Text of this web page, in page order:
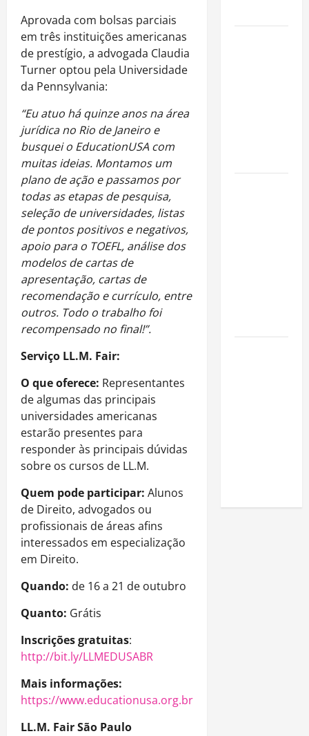
Aprovada com bolsas parciais
em três instituições americanas
de prestígio, a advogada Claudia
Turner optou pela Universidade
da Pennsylvania:
“Eu atuo há quinze anos na área
jurídica no Rio de Janeiro e
busquei o EducationUSA com
muitas ideias. Montamos um
plano de ação e passamos por
todas as etapas de pesquisa,
seleção de universidades, listas
de pontos positivos e negativos,
apoio para o TOEFL, análise dos
modelos de cartas de
apresentação, cartas de
recomendação e currículo, entre
outros. Todo o trabalho foi
recompensado no final!”.
Serviço LL.M. Fair:
O que oferece: Representantes
de algumas das principais
universidades americanas
estarão presentes para
responder às principais dúvidas
sobre os cursos de LL.M.
Quem pode participar: Alunos
de Direito, advogados ou
profissionais de áreas afins
interessados em especialização
em Direito.
Quando: de 16 a 21 de outubro
Quanto: Grátis
Inscrições gratuitas:
http://bit.ly/LLMEDUSABR
Mais informações:
https://www.educationusa.org.br
LL.M. Fair São Paulo